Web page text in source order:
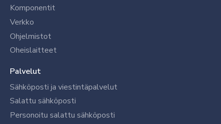
Komponentit
Verkko
Ohjelmistot
Oheislaitteet
Palvelut
Sähköposti ja viestintäpalvelut
Salattu sähköposti
Personoitu salattu sähköposti